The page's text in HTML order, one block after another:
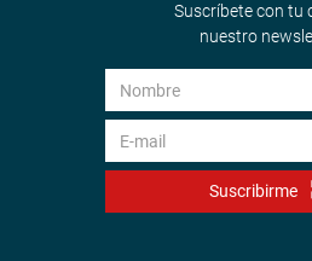
Suscríbete con tu
nuestro
Suscribirme